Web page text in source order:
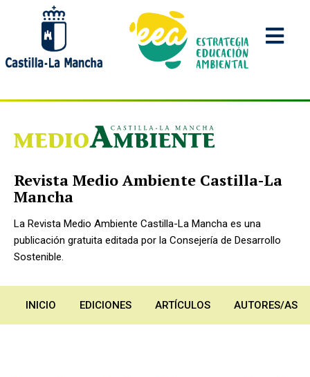
contenido
principal
Revista Medio Ambiente Castilla-La
Mancha
La Revista Medio Ambiente Castilla-La Mancha es una
publicación gratuita editada por la Consejería de Desarrollo
Sostenible.
INICIO EDICIONES ARTÍCULOS AUTORES/AS